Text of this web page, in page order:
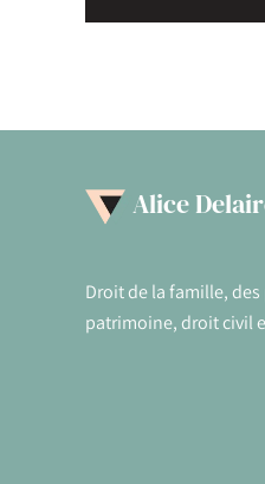
Alice
Droit de la famille,
patrimoine, droit civil